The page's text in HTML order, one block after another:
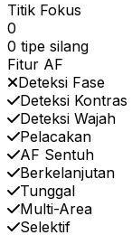
Titik Fokus
0
0 tipe silang
Fitur AF
Deteksi Fase
Deteksi Kontras
Deteksi Wajah
Pelacakan
AF Sentuh
Berkelanjutan
Tunggal
Multi-Area
Selektif